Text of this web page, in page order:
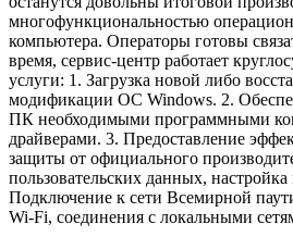
многофункциональностью
компьютера. Операторы готовы
время, сервис-центр работает
услуги: 1. Загрузка новой либо
модификации ОС Windows. 2.
ПК необходимыми программными
драйверами. 3. Предоставление
защиты от официального
пользовательских данных,
Подключение к сети Всемирной
Wi-Fi, соединения с локальными